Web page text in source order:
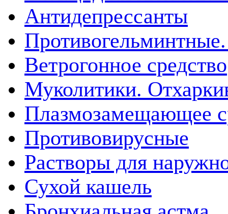
Антидепрессанты
Ветрогонное средство
Муколитики.
Плазмозамещающее
Противовирусные
Растворы для
Сухой кашель